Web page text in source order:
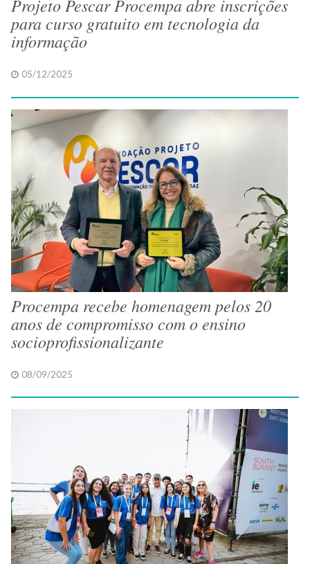
Projeto Pescar Procempa abre inscrições
para curso gratuito em tecnologia da
informação
05/12/2025
Procempa recebe homenagem pelos 20
anos de compromisso com o ensino
socioprofissionalizante
08/09/2025